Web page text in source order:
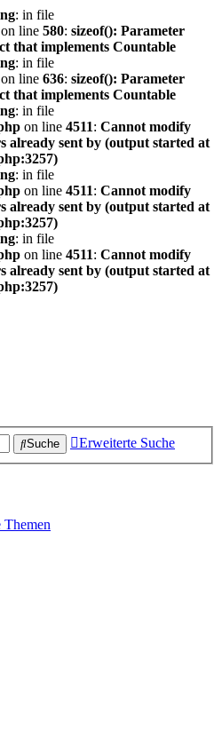
: in file
on line 580: sizeof(): Parameter
that implements Countable
: in file
on line 636: sizeof(): Parameter
that implements Countable
: in file
on line 4511: Cannot modify
already sent by (output started at
: in file
on line 4511: Cannot modify
already sent by (output started at
: in file
on line 4511: Cannot modify
already sent by (output started at
Suche Erweiterte Suche
Themen